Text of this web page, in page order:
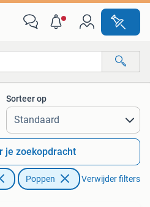
Sorteer op
je zoekopdracht
Poppen Verwijder filters